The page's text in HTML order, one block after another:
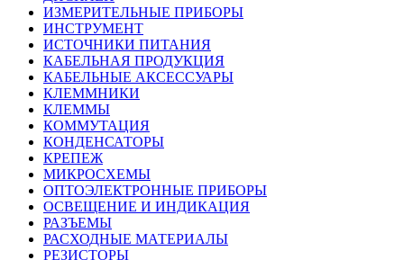
ИЗМЕРИТЕЛЬНЫЕ ПРИБОРЫ
ИНСТРУМЕНТ
ИСТОЧНИКИ ПИТАНИЯ
КАБЕЛЬНАЯ ПРОДУКЦИЯ
КАБЕЛЬНЫЕ АКСЕССУАРЫ
КЛЕММНИКИ
КЛЕММЫ
КОММУТАЦИЯ
КОНДЕНСАТОРЫ
КРЕПЕЖ
МИКРОСХЕМЫ
ОПТОЭЛЕКТРОННЫЕ ПРИБОРЫ
ОСВЕЩЕНИЕ И ИНДИКАЦИЯ
РАЗЪЕМЫ
РАСХОДНЫЕ МАТЕРИАЛЫ
РЕЗИСТОРЫ